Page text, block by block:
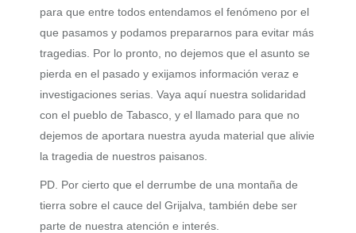
para que entre todos entendamos el fenómeno por el
que pasamos y podamos prepararnos para evitar más
tragedias. Por lo pronto, no dejemos que el asunto se
pierda en el pasado y exijamos información veraz e
investigaciones serias. Vaya aquí nuestra solidaridad
con el pueblo de Tabasco, y el llamado para que no
dejemos de aportara nuestra ayuda material que alivie
la tragedia de nuestros paisanos.
PD. Por cierto que el derrumbe de una montaña de
tierra sobre el cauce del Grijalva, también debe ser
parte de nuestra atención e interés.